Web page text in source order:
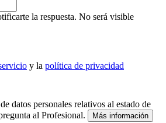
la respuesta. No será visible
y la política de privacidad
datos personales relativos al estado de
al Profesional.
Más información